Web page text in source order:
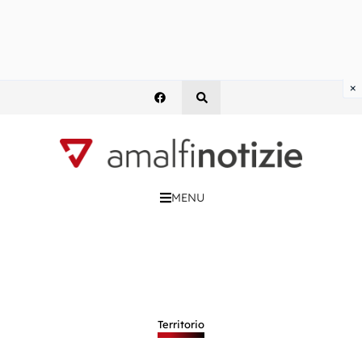
MENU
Territorio
×